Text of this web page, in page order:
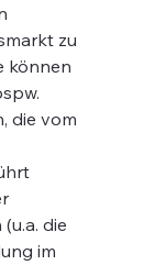
zu
können
die vom
die
im